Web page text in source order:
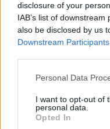
disclosure of your
IAB’s list of
also be disclosed by us
Downstream Participants
Please note that this
not limited to your visit
grant or deny consent
use your data for below
Personal Data
I want to opt-out of
personal data.
Opted In
terrain.
Vous pourrez
vous guider dans les
médecine de travail ou
Les coordonnées de